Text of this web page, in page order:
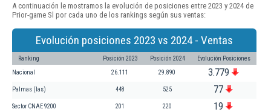
A continuación le mostramos la evolución de posiciones entre 2023 y 2024 de
Prior-game Sl por cada uno de los rankings según sus ventas:
Evolución posiciones 2023 vs 2024 - Ventas
Ranking Posición 2023 Posición 2024 Evolución Posiciones
Nacional 26.111 29.890 3.779
Palmas (las) 448 525 77
Sector CNAE 9200 201 220 19